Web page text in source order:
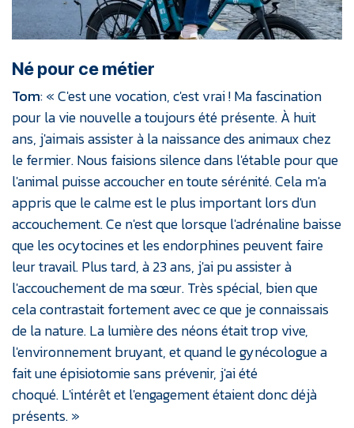
Né pour ce métier
Tom: « C'est une vocation, c'est vrai ! Ma fascination
pour la vie nouvelle a toujours été présente. À huit
ans, j'aimais assister à la naissance des animaux chez
le fermier. Nous faisions silence dans l'étable pour que
l'animal puisse accoucher en toute sérénité. Cela m'a
appris que le calme est le plus important lors d'un
accouchement. Ce n'est que lorsque l'adrénaline baisse
que les ocytocines et les endorphines peuvent faire
leur travail. Plus tard, à 23 ans, j'ai pu assister à
l'accouchement de ma sœur. Très spécial, bien que
cela contrastait fortement avec ce que je connaissais
de la nature. La lumière des néons était trop vive,
l'environnement bruyant, et quand le gynécologue a
fait une épisiotomie sans prévenir, j'ai été
choqué. L'intérêt et l'engagement étaient donc déjà
présents. »